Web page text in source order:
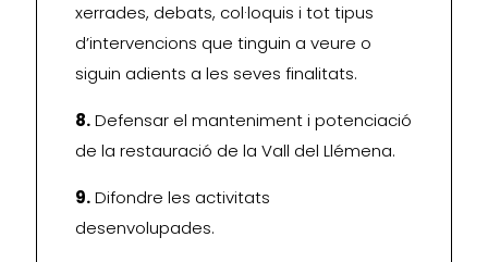
xerrades, debats, col·loquis i tot tipus
d’intervencions que tinguin a veure o
siguin adients a les seves finalitats.
8.Defensar el manteniment i potenciació
de la restauració de la Vall del Llémena.
9.Difondre les activitats
desenvolupades.